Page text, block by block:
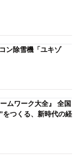
ン除雪機「ユキゾ
ムワーク大全』 全国
つくる、新時代の経